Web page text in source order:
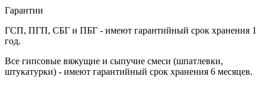
Гарантии
ГСП, ПГП, СБГ и ПБГ - имеют гарантийный срок хранения 1
год.
Все гипсовые вяжущие и сыпучие смеси (шпатлевки,
штукатурки) - имеют гарантийный срок хранения 6 месяцев.